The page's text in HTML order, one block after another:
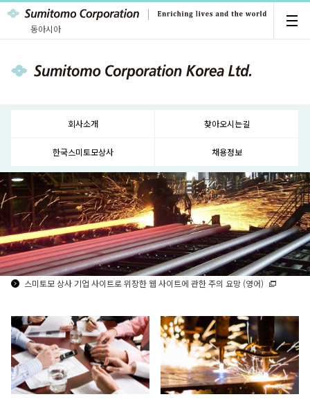
동아시아
회사소개 찾아오시는길
한국스미토모상사 채용정보
스미토모 상사 기업 사이트로 위장한 웹 사이트에 관한 주의 요망 (영어)